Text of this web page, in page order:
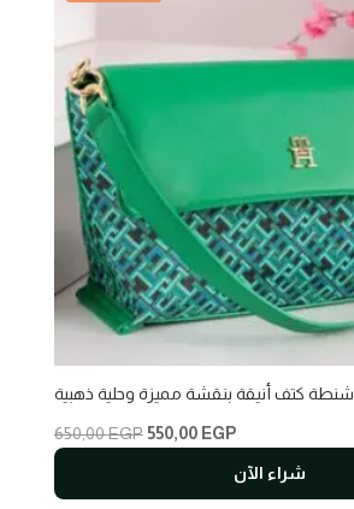
شنطة كتف أنيقة بنقشة مميزة وحلية ذهبية
650,00EGP Original
550,00 EGPCurrent
is:
شراء الآن